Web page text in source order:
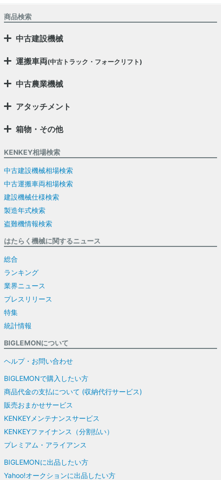
商品検索
中古建設機械
運搬車両(中古トラック・フォークリフト)
中古農業機械
アタッチメント
箱物・その他
KENKEY相場検索
中古建設機械相場検索
中古運搬車両相場検索
建設機械仕様検索
製造年式検索
盗難機情報検索
はたらく機械に関するニュース
総合
ランキング
業界ニュース
プレスリリース
特集
統計情報
BIGLEMONについて
ヘルプ・お問い合わせ
BIGLEMONで購入したい方
商品代金の支払について (収納代行サービス)
販売おまかせサービス
KENKEYメンテナンスサービス
KENKEYファイナンス（分割払い）
プレミアム・アライアンス
BIGLEMONに出品したい方
Yahoo!オークションに出品したい方